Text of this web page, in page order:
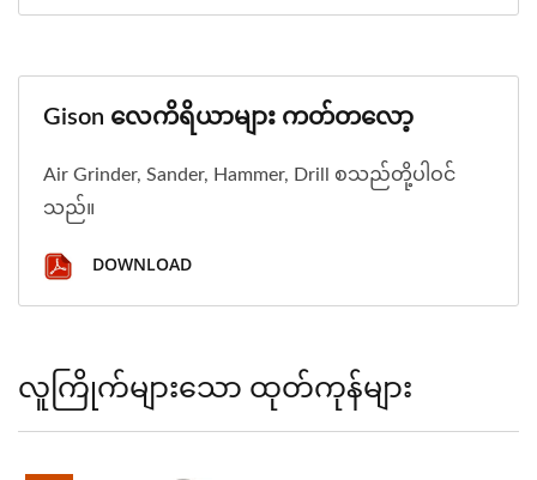
Gison လေကိရိယာများ ကတ်တလော့
Air Grinder, Sander, Hammer, Drill စသည်တို့ပါဝင်
သည်။
DOWNLOAD
လူကြိုက်များသော ထုတ်ကုန်များ